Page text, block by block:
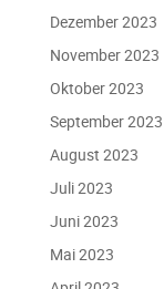
Dezember 2023
November 2023
Oktober 2023
September 2023
August 2023
Juli 2023
Juni 2023
Mai 2023